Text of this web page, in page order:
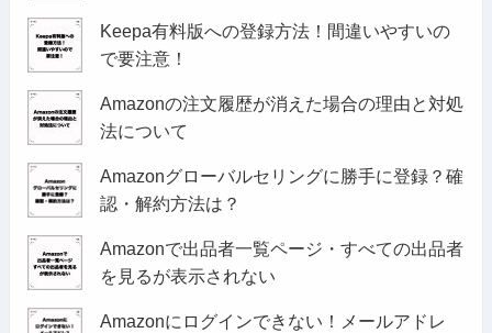
Keepa有料版への登録方法！間違いやすいの
で要注意！
Amazonの注文履歴が消えた場合の理由と対処
法について
Amazonグローバルセリングに勝手に登録？確
認・解約方法は？
Amazonで出品者一覧ページ・すべての出品者
を見るが表示されない
Amazonにログインできない！メールアドレ